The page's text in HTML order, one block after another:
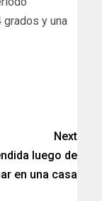
grados y una
Next
luego de
en una casa​